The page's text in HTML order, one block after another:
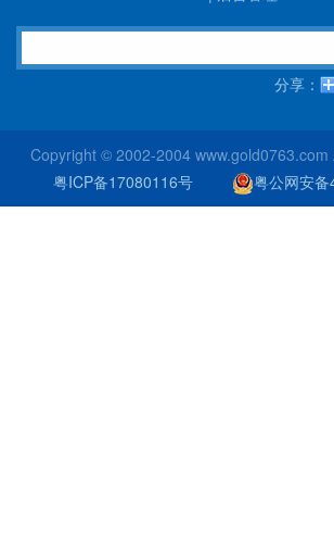
分享：
Copyright © 2002-2004 www.gold0763.com
粤ICP备17080116号
粤公网安